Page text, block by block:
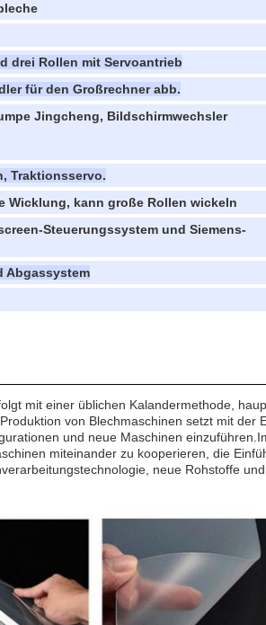
drei Rollen mit Servoantrieb
für den Großrechner abb.
Jingcheng, Bildschirmwechsler
Traktionsservo.
Wicklung, kann große Rollen wickeln
Steuerungssystem und Siemens-
Abgassystem
mit einer üblichen Kalandermethode,
von Blechmaschinen setzt mit der
und neue Maschinen
miteinander zu kooperieren, die
neue Rohstoffe